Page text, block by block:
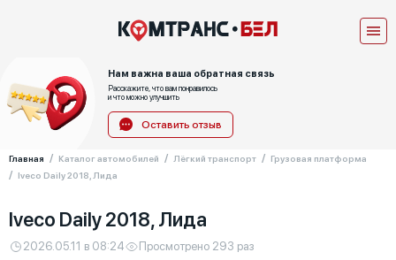
Нам важна ваша обратная связь
Расскажите, что вам понравилось
и что можно улучшить
Оставить отзыв
Главная Каталог автомобилей Лёгкий транспорт
Грузовая платформа
Iveco Daily 2018, Лида
Iveco Daily 2018, Лида
2026.05.11 в 08:24 Просмотрено 293 раз